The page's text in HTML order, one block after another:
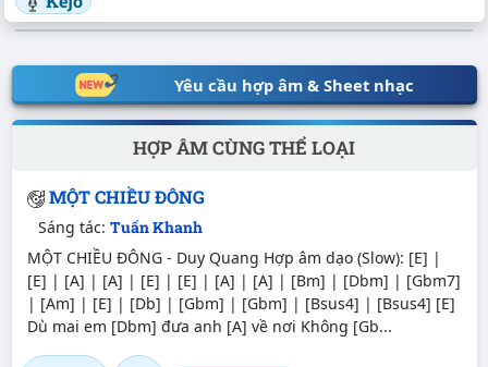
Yêu cầu hợp âm & Sheet nhạc
HỢP ÂM CÙNG THỂ LOẠI
MỘT CHIỀU ĐÔNG
Sáng tác: Tuấn Khanh
MỘT CHIỀU ĐÔNG - Duy Quang Hợp âm dạo (Slow): [E] |
[E] | [A] | [A] | [E] | [E] | [A] | [A] | [Bm] | [Dbm] | [Gbm7]
| [Am] | [E] | [Db] | [Gbm] | [Gbm] | [Bsus4] | [Bsus4] [E]
Dù mai em [Dbm] đưa anh [A] về nơi Không [Gb...